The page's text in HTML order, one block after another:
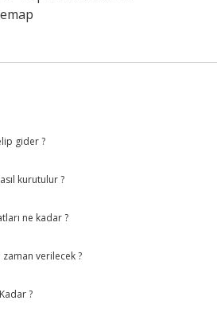
gider ?
kurutulur ?
ne kadar ?
verilecek ?
?